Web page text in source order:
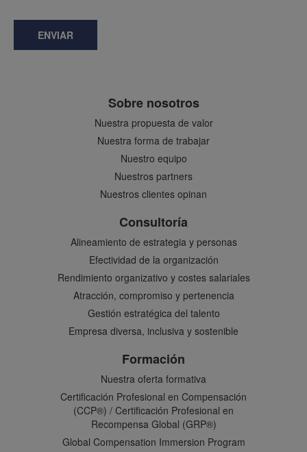
ENVIAR
Sobre nosotros
Nuestra propuesta de valor
Nuestra forma de trabajar
Nuestro equipo
Nuestros partners
Nuestros clientes opinan
Consultoría
Alineamiento de estrategia y personas
Efectividad de la organización
Rendimiento organizativo y costes salariales
Atracción, compromiso y pertenencia
Gestión estratégica del talento
Empresa diversa, inclusiva y sostenible
Formación
Nuestra oferta formativa
Certificación Profesional en Compensación
(CCP®) / Certificación Profesional en
Recompensa Global (GRP®)
Global Compensation Immersion Program